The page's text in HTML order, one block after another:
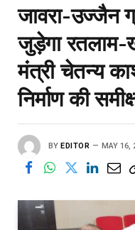
जावरा-उज्जैन
जुड़ेगा रतलाम-
मंत्री चेतन्य
निर्माण की
BY EDITOR MAY 16,